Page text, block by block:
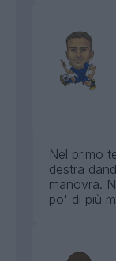
Nel primo
destra
manovra.
po' di più